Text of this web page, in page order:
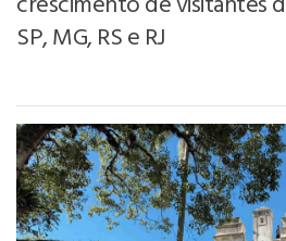
SP, MG, RS e RJ